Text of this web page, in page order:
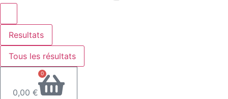
Resultats
Tous les résultats
0,00 €
0